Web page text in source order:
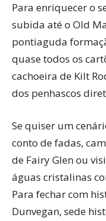
Para enriquecer o
subida até o Old
pontiaguda
quase todos os
cachoeira de Kilt
dos penhascos
Se quiser um
conto de fadas,
de Fairy Glen ou
águas cristalinas
Para fechar com
Dunvegan, sede